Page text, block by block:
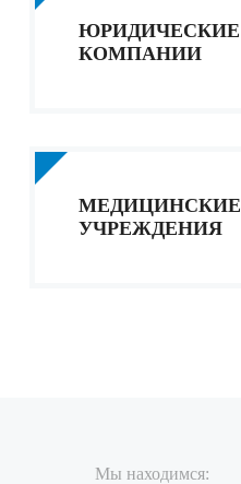
ЮРИДИЧЕСКИЕ
КОМПАНИИ
МЕДИЦИНСКИЕ
УЧРЕЖДЕНИЯ
Мы находимся: